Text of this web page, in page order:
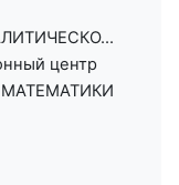
центр